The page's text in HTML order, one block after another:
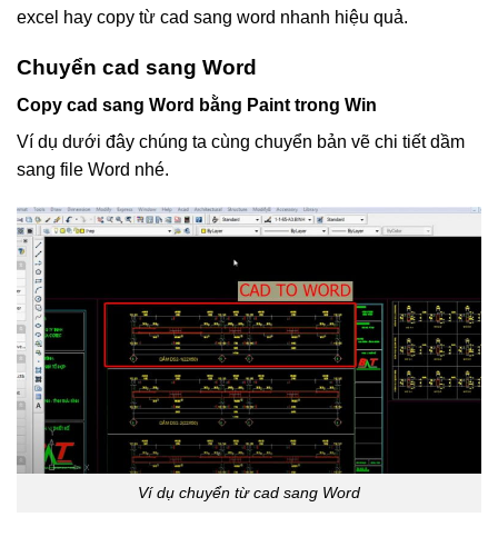
excel hay copy từ cad sang word nhanh hiệu quả.
Chuyển cad sang Word
Copy cad sang Word bằng Paint trong Win
Ví dụ dưới đây chúng ta cùng chuyển bản vẽ chi tiết dầm
sang file Word nhé.
Ví dụ chuyển từ cad sang Word